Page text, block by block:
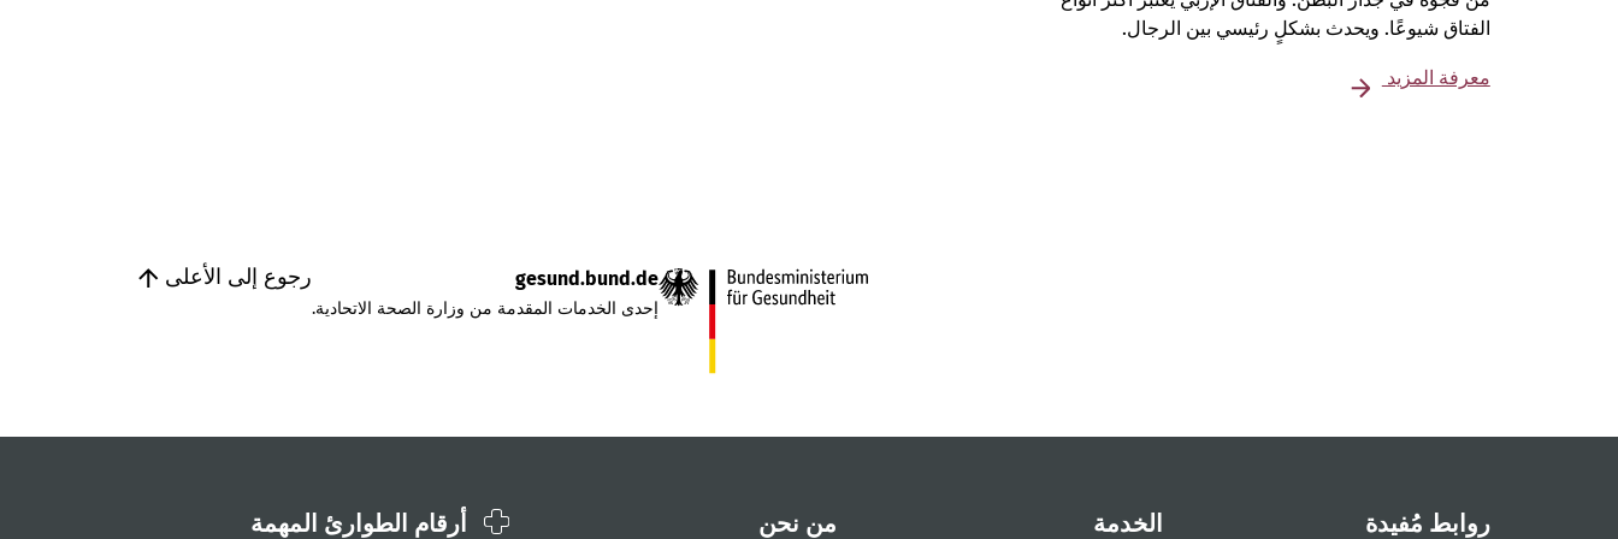
الفتاق شيوعًا. ويحدث بشكلٍ رئيسي بين الرجال.
معرفة المزيد
رجوع إلى الأعلى gesund.bund.de
إحدى الخدمات المقدمة من وزارة الصحة الاتحادية.
روابط مُفيدة الخدمة من نحن أرقام الطوارئ المهمة